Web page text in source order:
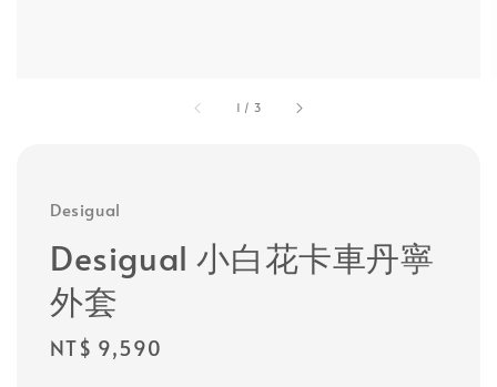
1 / 3
Desigual
Desigual 小白花卡車丹寧
外套
Regular
NT$ 9,590